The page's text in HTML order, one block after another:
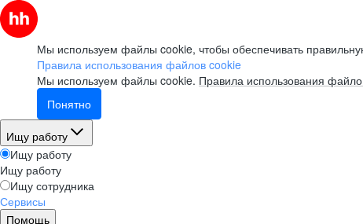
Мы используем файлы cookie, чтобы обеспечивать
Правила использования файлов cookie
Мы используем файлы cookie. Правила использования
Понятно
Ищу работу
Ищу работу
Ищу работу
Ищу сотрудника
Сервисы
Помощь